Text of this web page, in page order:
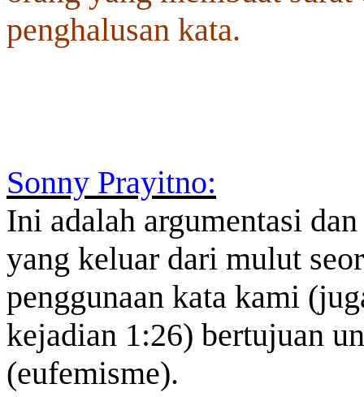
penghalusan kata.
Sonny Prayitno:
Ini adalah argumentasi
yang keluar dari mulut
penggunaan kata kami
kejadian 1:26) bertujuan
(eufemisme).